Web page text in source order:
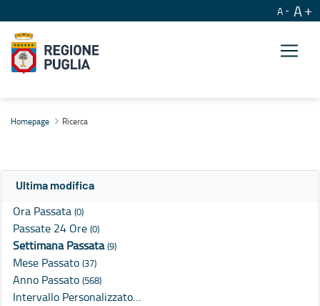
A A
Homepage Ricerca
Ultima modifica
Ora Passata (0)
Passate 24 Ore (0)
Settimana Passata(9)
Mese Passato (37)
Anno Passato (568)
Intervallo Personalizzato…